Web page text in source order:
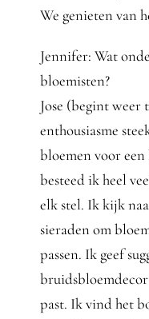
We genieten van
Jennifer: Wat
bloemisten?
Jose (begint weer
enthousiasme
bloemen voor
besteed ik heel
elk stel. Ik kijk
sieraden om
passen. Ik geef
past. Ik vind het